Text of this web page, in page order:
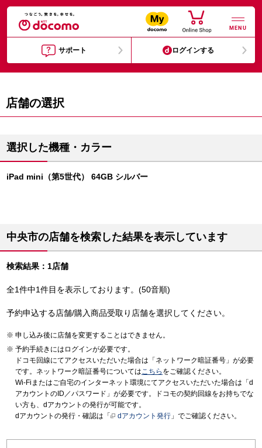
MENU
サポート ログインする
店舗の選択
選択した機種・カラー
iPad mini（第5世代） 64GB シルバー
中央市の店舗を検索した結果を表示しています
検索結果：1店舗
全1件中1件目を表示しております。(50音順)
予約申込する店舗/購入商品受取り店舗を選択してください。
申し込み後に店舗を変更することはできません。
予約手続きにはログインが必要です。
ドコモ回線にてアクセスいただいた場合は「ネットワーク暗証番号」が必要
です。ネットワーク暗証番号についてはこちら をご確認ください。
Wi-Fiまたはご自宅のインターネット環境にてアクセスいただいた場合は「d
アカウントのID／パスワード」が必要です。ドコモの契約回線をお持ちでな
い方も、dアカウントの発行が可能です。
dアカウントの発行・確認は「
dアカウント発行 」でご確認ください。